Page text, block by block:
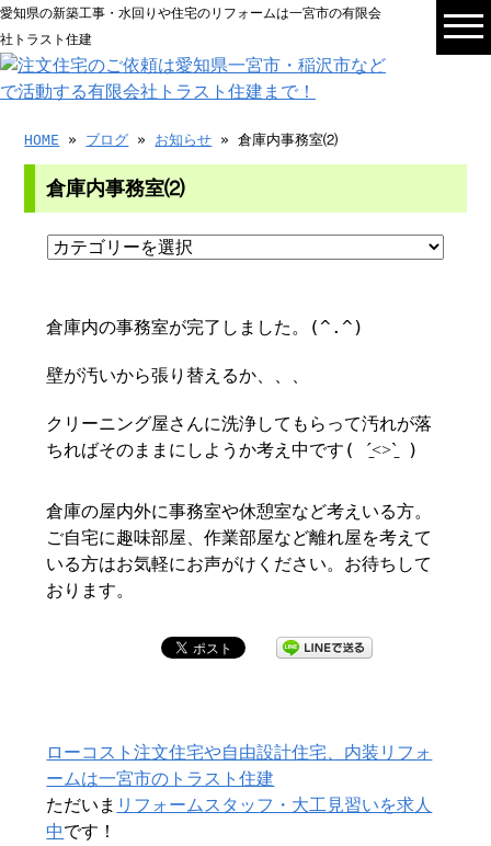
愛知県の新築工事・水回りや住宅のリフォームは一宮市の有限会
社トラスト住建
HOME » ブログ » お知らせ » 倉庫内事務室⑵
倉庫内事務室⑵
倉庫内の事務室が完了しました。(^.^)
壁が汚いから張り替えるか、、、
クリーニング屋さんに洗浄してもらって汚れが落
ちればそのままにしようか考え中です( ˊ̱˂˃ˋ̱ )
倉庫の屋内外に事務室や休憩室など考えいる方。
ご自宅に趣味部屋、作業部屋など離れ屋を考えて
いる方はお気軽にお声がけください。お待ちして
おります。
ローコスト注文住宅や自由設計住宅、内装リフォ
ームは一宮市のトラスト住建
ただいま リフォームスタッフ・大工見習いを求人
中です！